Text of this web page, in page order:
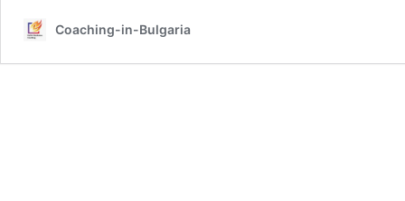
Coaching-in-Bulgaria